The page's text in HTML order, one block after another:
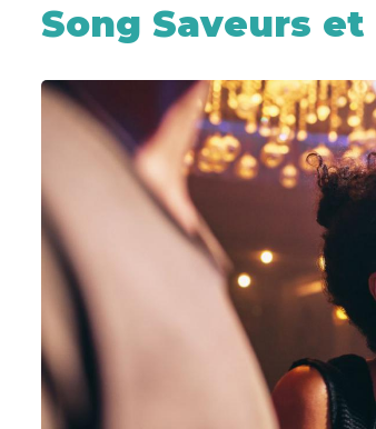
Andere wereldsteden
Uitgelichte bestemmingen
Song Saveurs et